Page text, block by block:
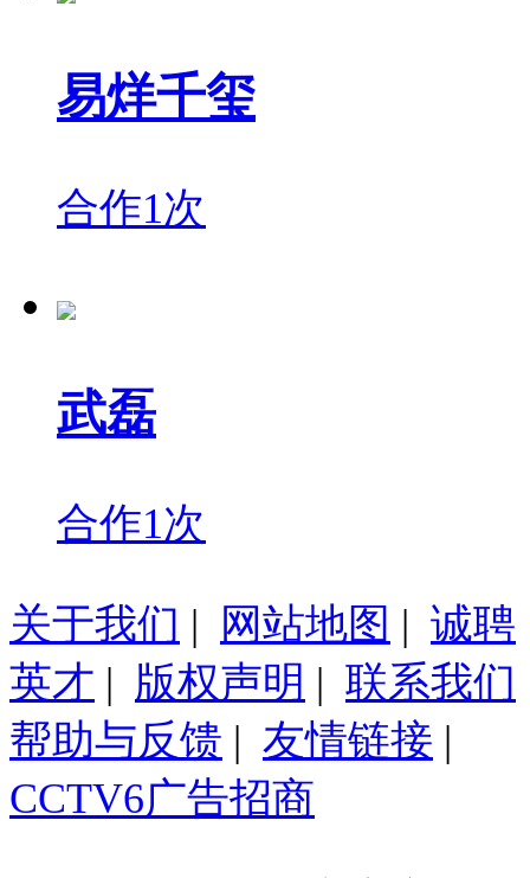
易烊千玺
合作1次
武磊
合作1次
关于我们 | 网站地图 | 诚聘
英才 | 版权声明 | 联系我们
帮助与反馈 | 友情链接 |
CCTV6广告招商